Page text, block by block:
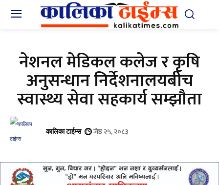
नेशनल मेडिकल कलेज र कृषि
अनुसन्धान निर्देशनालयबीच
स्वास्थ्य सेवा सहकार्य सम्झौता
कालिका टाईम्स जेष्ठ २५, २०८३